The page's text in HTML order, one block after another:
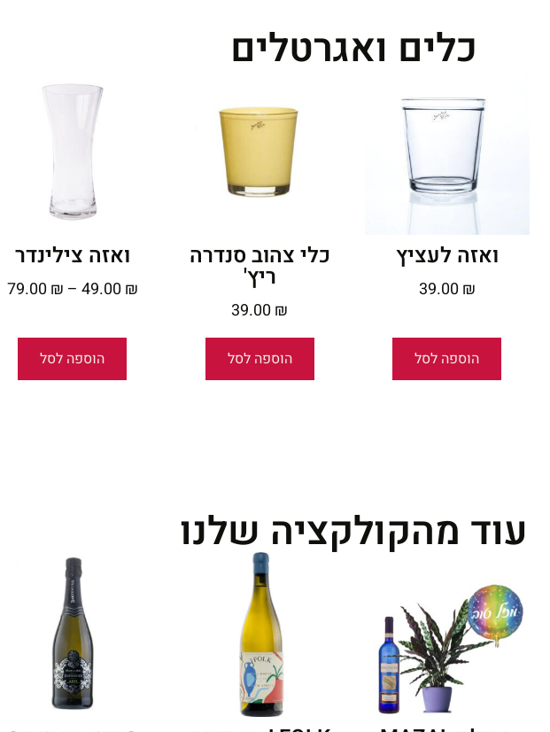
כלים ואגרטלים
ואזה לעציץ
39.00 ₪
הוספה לסל
כלי צהוב סנדרה
ריץ'
39.00 ₪
הוספה לסל
ואזה צילינדר
49.00 ₪
–
79.00 ₪
הוספה לסל
עוד מהקולקציה שלנו